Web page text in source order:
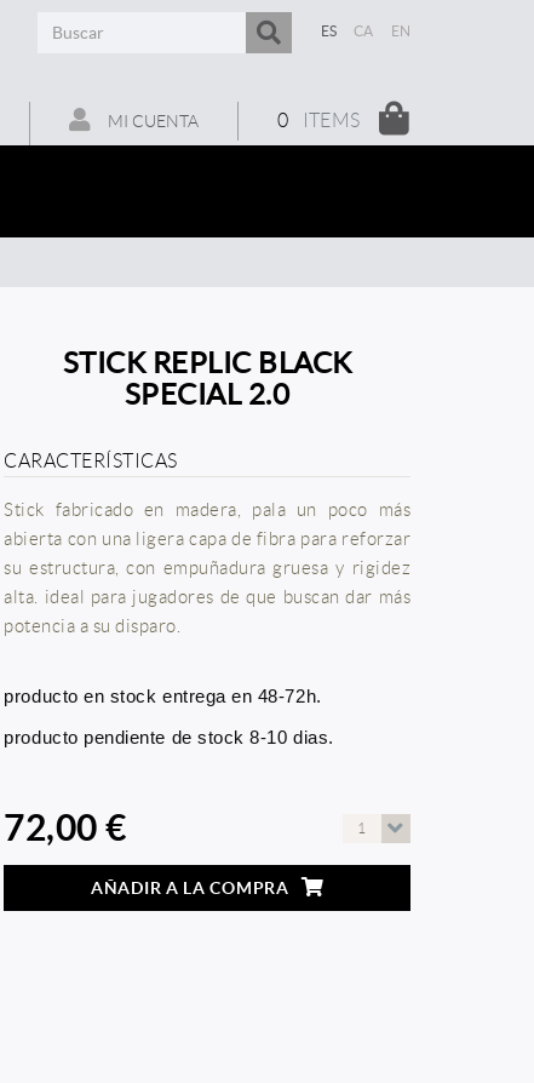
ES CA EN
0 ITEMS
MI CUENTA
STICK REPLIC BLACK
SPECIAL 2.0
CARACTERÍSTICAS
Stick fabricado en madera, pala un poco más
abierta con una ligera capa de fibra para reforzar
su estructura, con empuñadura gruesa y rigidez
alta. ideal para jugadores de que buscan dar más
potencia a su disparo.
producto en stock entrega en 48-72h.
producto pendiente de stock 8-10 dias.
72,00 € 1
AÑADIR A LA COMPRA